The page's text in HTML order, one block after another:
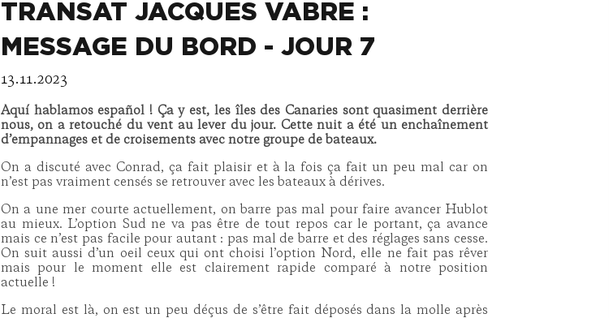
TRANSAT JACQUES VABRE :
MESSAGE DU BORD - JOUR 7
13.11.2023
Aquí hablamos español ! Ça y est, les îles des Canaries sont quasiment derrière
nous, on a retouché du vent au lever du jour. Cette nuit a été un enchaînement
d’empannages et de croisements avec notre groupe de bateaux.
On a discuté avec Conrad, ça fait plaisir et à la fois ça fait un peu mal car on
n’est pas vraiment censés se retrouver avec les bateaux à dérives.
On a une mer courte actuellement, on barre pas mal pour faire avancer Hublot
au mieux. L’option Sud ne va pas être de tout repos car le portant, ça avance
mais ce n’est pas facile pour autant : pas mal de barre et des réglages sans cesse.
On suit aussi d’un oeil ceux qui ont choisi l’option Nord, elle ne fait pas rêver
mais pour le moment elle est clairement rapide comparé à notre position
actuelle !
Le moral est là, on est un peu déçus de s’être fait déposés dans la molle après